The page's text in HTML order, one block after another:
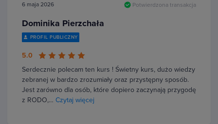
6 maja 2026 Potwierdzona transakcja
Dominika Pierzchała
PROFIL PUBLICZNY
5.0
Serdecznie polecam ten kurs ! Świetny kurs, dużo wiedzy
zebranej w bardzo zrozumiały oraz przystępny sposób.
Jest zarówno dla osób, które dopiero zaczynają przygodę
z RODO,… Czytaj więcej